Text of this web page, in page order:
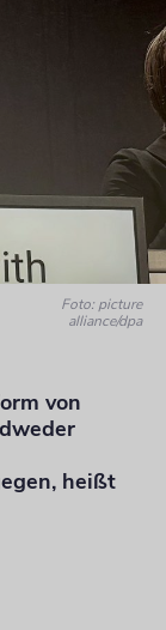
Foto: picture
alliance/dpa
von
heißt